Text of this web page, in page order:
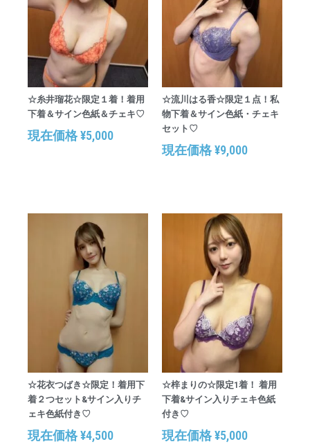
☆糸井瑠花☆限定１着！着用
下着＆サイン色紙＆チェキ♡
現在価格¥5,000
☆流川はる香☆限定１点！私
物下着＆サイン色紙・チェキ
セット♡
現在価格¥9,000
☆花衣つばき☆限定！着用下
着２つセット&サイン入りチ
ェキ色紙付き♡
現在価格¥4,500
☆梓まりの☆限定1着！ 着用
下着&サイン入りチェキ色紙
付き♡
現在価格¥5,000